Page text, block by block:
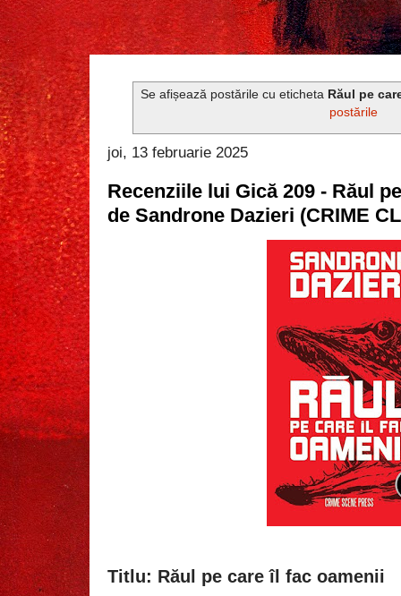
Se afișează postările cu eticheta Răul pe
postările
joi, 13 februarie 2025
Recenziile lui Gică 209 - Răul
de Sandrone Dazieri (CRIME
Titlu: Răul pe care îl fac oamenii